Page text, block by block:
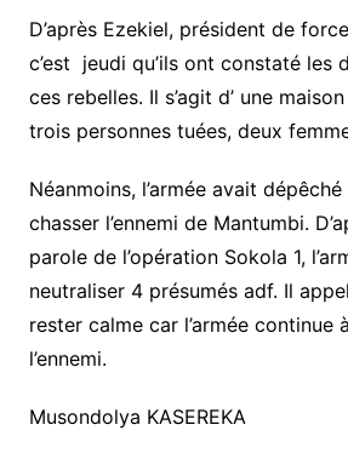
D’après Ezekiel, président de
c’est jeudi qu’ils ont constaté les
ces rebelles. Il s’agit d’ une
trois personnes tuées, deux
Néanmoins, l’armée avait
chasser l’ennemi de Mantumbi.
parole de l’opération Sokola 1,
neutraliser 4 présumés adf. Il
rester calme car l’armée continue
l’ennemi.
Musondolya KASEREKA